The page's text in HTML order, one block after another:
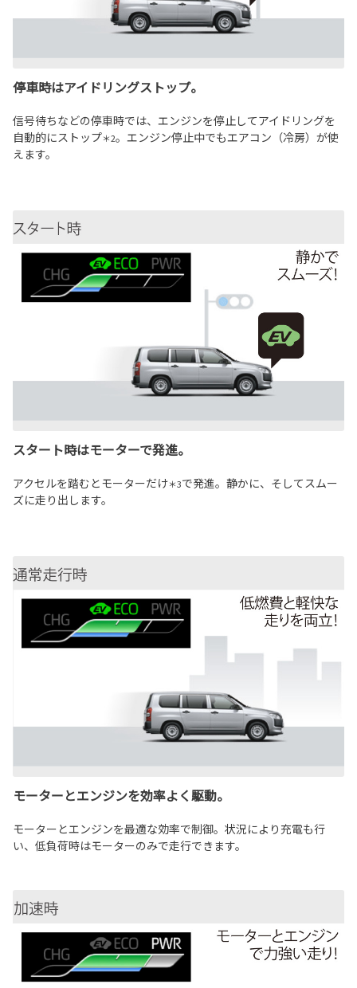
停車時はアイドリングストップ。
信号待ちなどの停車時では、エンジンを停止してアイドリングを
自動的にストップ＊2。エンジン停止中でもエアコン（冷房）が使
えます。
スタート時はモーターで発進。
アクセルを踏むとモーターだけ＊3で発進。静かに、そしてスムー
ズに走り出します。
モーターとエンジンを効率よく駆動。
モーターとエンジンを最適な効率で制御。状況により充電も行
い、低負荷時はモーターのみで走行できます。